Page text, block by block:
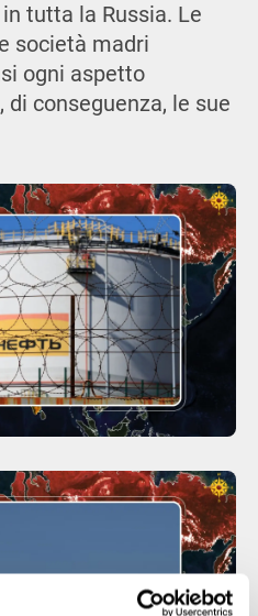
tutta la Russia. Le
società madri
ogni aspetto
di conseguenza, le sue